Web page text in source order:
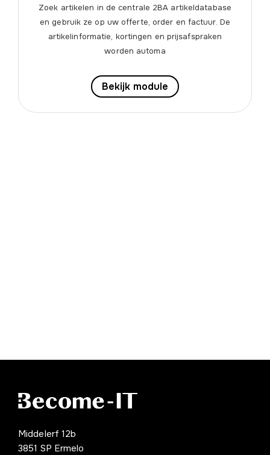
Zoek artikelen in de centrale 2BA artikeldatabase
en gebruik ze op uw offerte, order en factuur. De
artikelinformatie, kortingen en prijsafspraken
worden automa
Bekijk module
Middelerf 12b
3851 SP Ermelo